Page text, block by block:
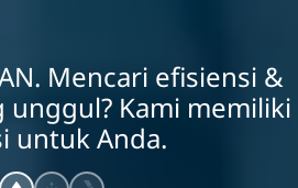
Mencari efisiensi &
unggul? Kami memiliki
untuk Anda.